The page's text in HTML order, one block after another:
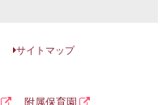
サイトマップ
附属保育園